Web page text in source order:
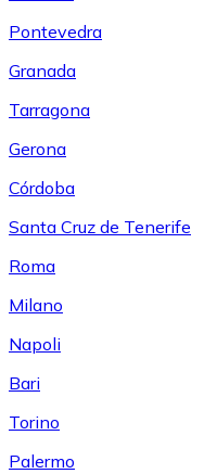
Pontevedra
Granada
Tarragona
Gerona
Córdoba
Santa Cruz de Tenerife
Roma
Milano
Napoli
Bari
Torino
Palermo